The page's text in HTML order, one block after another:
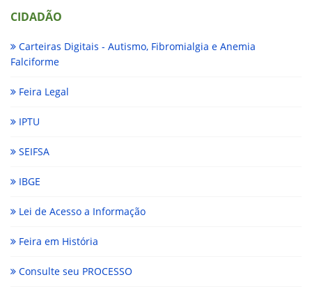
CIDADÃO
Carteiras Digitais - Autismo, Fibromialgia e Anemia
Falciforme
Feira Legal
IPTU
SEIFSA
IBGE
Lei de Acesso a Informação
Feira em História
Consulte seu PROCESSO